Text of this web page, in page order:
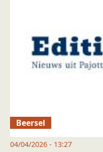
Beersel
04/04/2026 - 13:27